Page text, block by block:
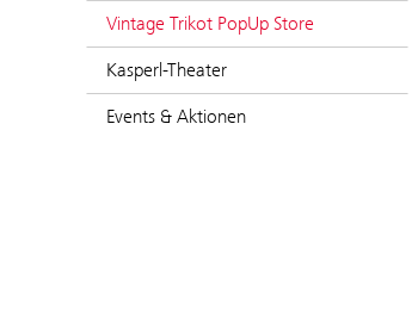
Vintage Trikot PopUp Store
Kasperl-Theater
Events & Aktionen